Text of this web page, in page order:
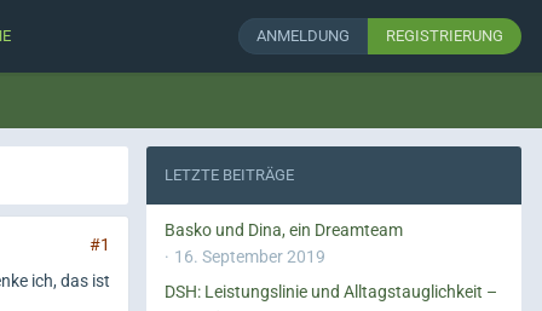
ANMELDUNG REGISTRIERUNG
#1
ich, das ist
LETZTE BEITRÄGE
Basko und Dina, ein Dreamteam
16. September 2019
DSH: Leistungslinie und Alltagstauglichkeit –